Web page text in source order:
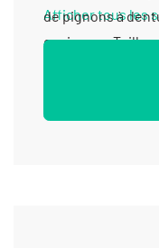
de pignons à
coniques -
Taillage de
Afficher tous les